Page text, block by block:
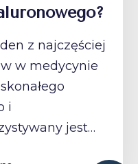
z najczęściej
w medycynie
i
jest…